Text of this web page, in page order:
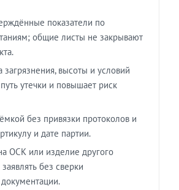
показатели по
общие листы не закрывают
загрязнения, высоты и условий
утечки и повышает риск
без привязки протоколов и
и дате партии.
ОСК или изделие другого
без сверки